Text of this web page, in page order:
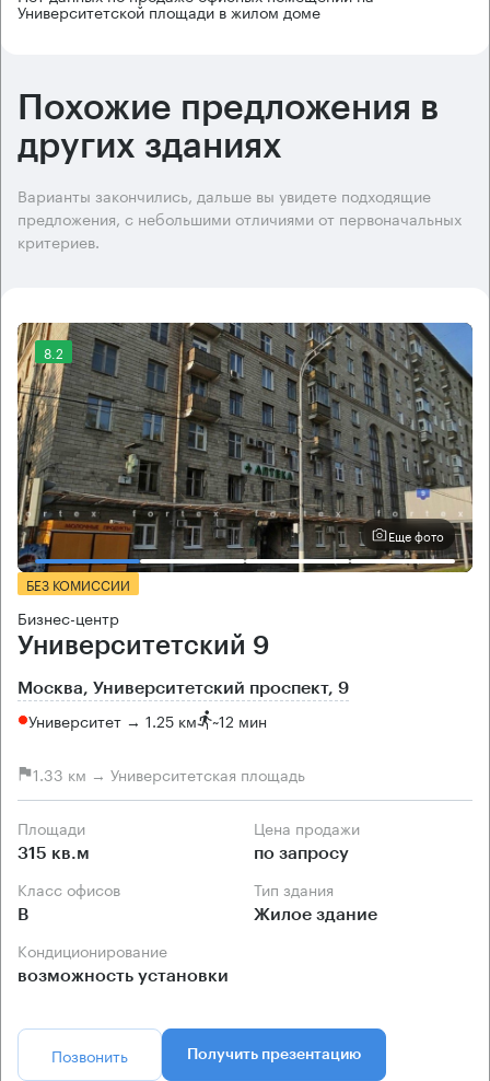
Университетской площади в жилом доме
Похожие предложения в
других зданиях
Варианты закончились, дальше вы увидете подходящие
предложения, с небольшими отличиями от первоначальных
критериев.
8.2
Еще фото
БЕЗ КОМИССИИ
Бизнес-центр
Университетский 9
Москва, Университетский проспект, 9
Университет → 1.25 км ~12 мин
1.33 км → Университетская площадь
Площади
315 кв.м
Цена продажи
по запросу
Класс офисов
B
Тип здания
Жилое здание
Кондиционирование
возможность установки
Позвонить Получить презентацию